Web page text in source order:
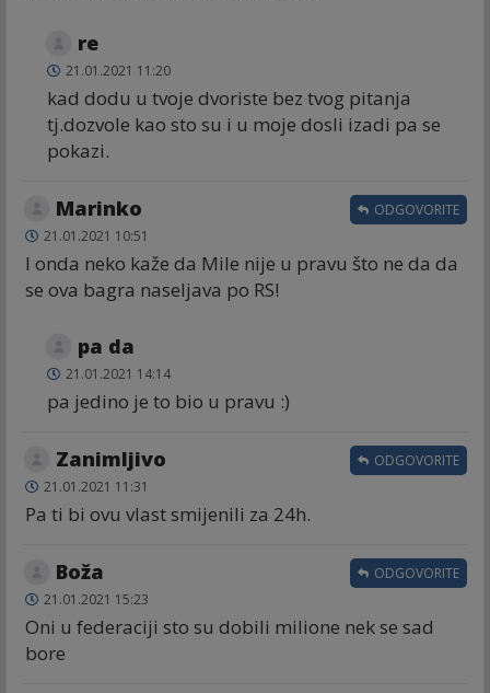
re
21.01.2021 11:20
kad dodu u tvoje dvoriste bez tvog pitanja
tj.dozvole kao sto su i u moje dosli izadi pa se
pokazi.
Marinko
21.01.2021 10:51
I onda neko kaže da Mile nije u pravu što ne da da
se ova bagra naseljava po RS!
ODGOVORITE
pa da
21.01.2021 14:14
pa jedino je to bio u pravu :)
Zanimljivo
21.01.2021 11:31
Pa ti bi ovu vlast smijenili za 24h.
ODGOVORITE
Boža
21.01.2021 15:23
Oni u federaciji sto su dobili milione nek se sad
bore
ODGOVORITE